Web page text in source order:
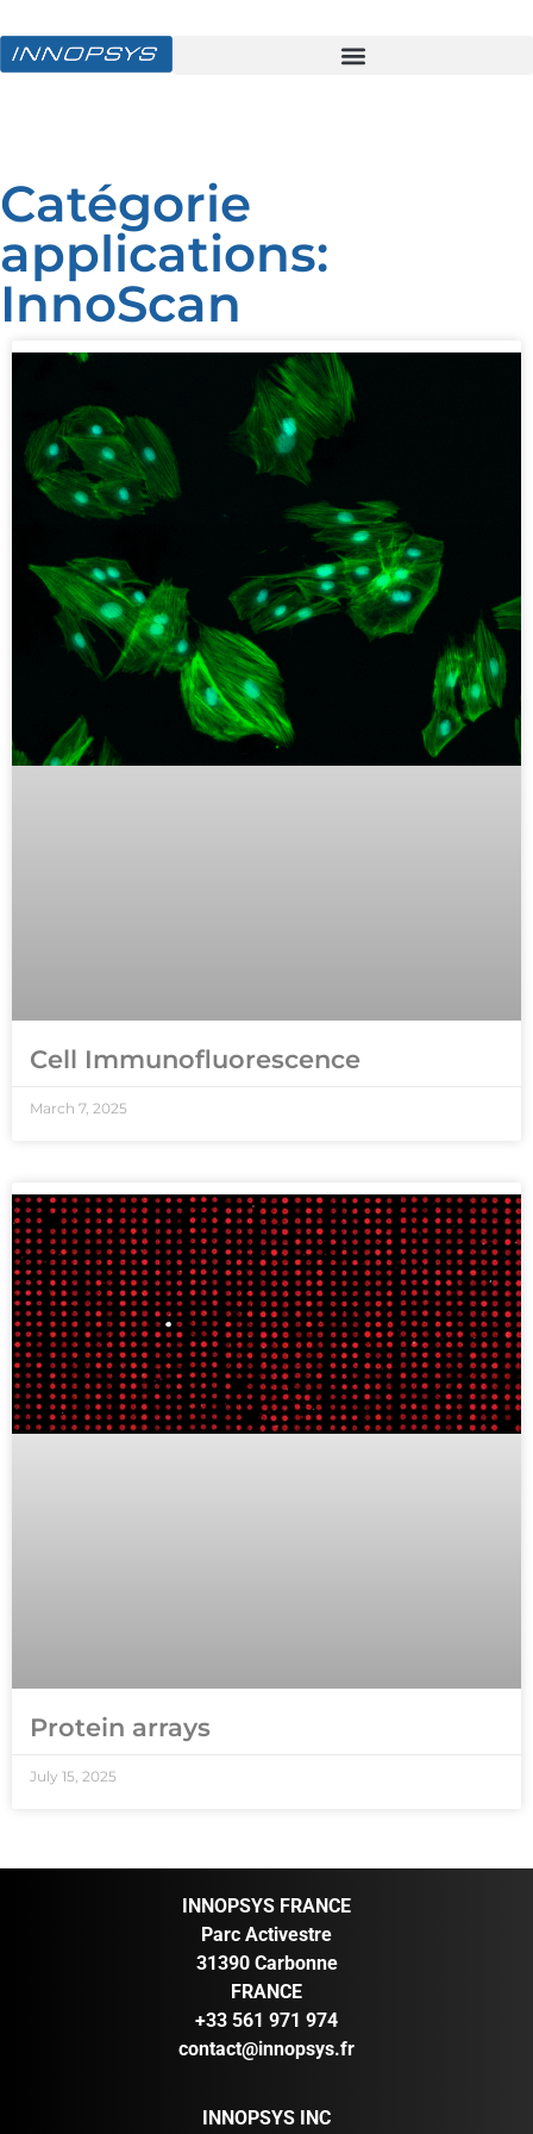
Catégorie
applications:
InnoScan
Cell Immunofluorescence
March 7, 2025
Protein arrays
July 15, 2025
INNOPSYS FRANCE
Parc Activestre
31390 Carbonne
FRANCE
+33 561 971 974
contact@innopsys.fr
INNOPSYS INC